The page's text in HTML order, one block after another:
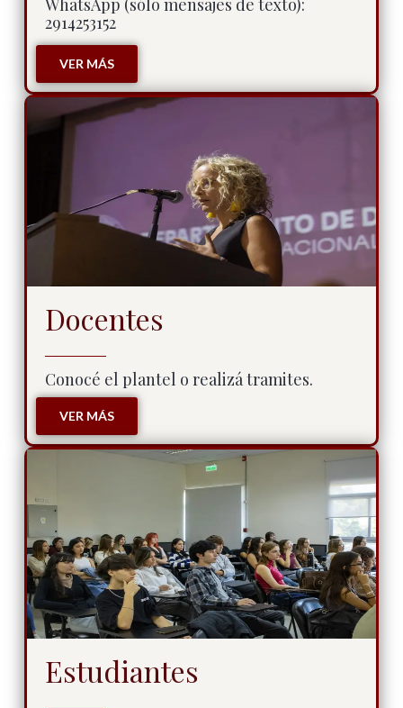
2914253152
VER MÁS
Docentes
Conocé el plantel o realizá tramites.
VER MÁS
Estudiantes